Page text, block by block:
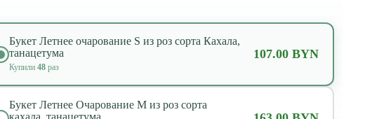
Букет Летнее очарование S из роз сорта Кахала,
танацетума
Купили 48раз
107.00 BYN
Букет Летнее Очарование M из роз сорта
кахала, танацетума